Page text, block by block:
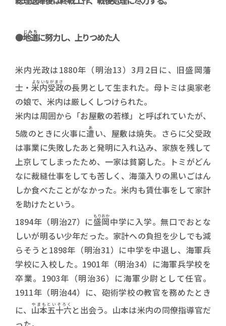
●地道
じみちに努力し、上りつめた人
米内光政は1880年（明治13）3月2日に、旧盛岡藩
士・ 米内受政
よないながまさ の長男として生まれた。母トミは奥家老
の娘で、米内は厳しくしつけられた。
米内は周囲から「お屋敷の若様」と呼ばれていたが、
5歳のときに火事に遭
あ
い、屋敷は焼失。さらに父受政
は事業に失敗したあと発明に入れ込み、家族を残して
上京してしまったため、一家は貧窮した。トミがどん
なに裁縫仕事をしても苦しく、海藻入りの黒いごはん
しか食べたことがなかった。米内も賃仕事をして家計
を助けたという。
1894年（明治27）に盛岡
もりおか中学に入学。無口でおとな
しいが明るい少年だった。家計への負担を少しでも減
らそうと1898年（明治31）に中学を中退し、海軍兵
学校に入校した。1901年（明治34）に海軍兵学校を
卒業。1903年（明治36）に海軍少尉として任官。
1911年（明治44）に、砲術学校の教官を務めたとき
に、 山本五十六
やまもといそろく と出会う。山本は米内の同僚指導官だ